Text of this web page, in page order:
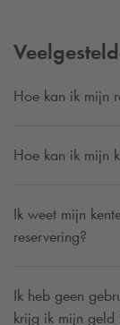
Hoe kan ik mijn
Hoe kan ik mijn
Ik weet mijn
reservering?
Ik heb geen
krijg ik mijn geld